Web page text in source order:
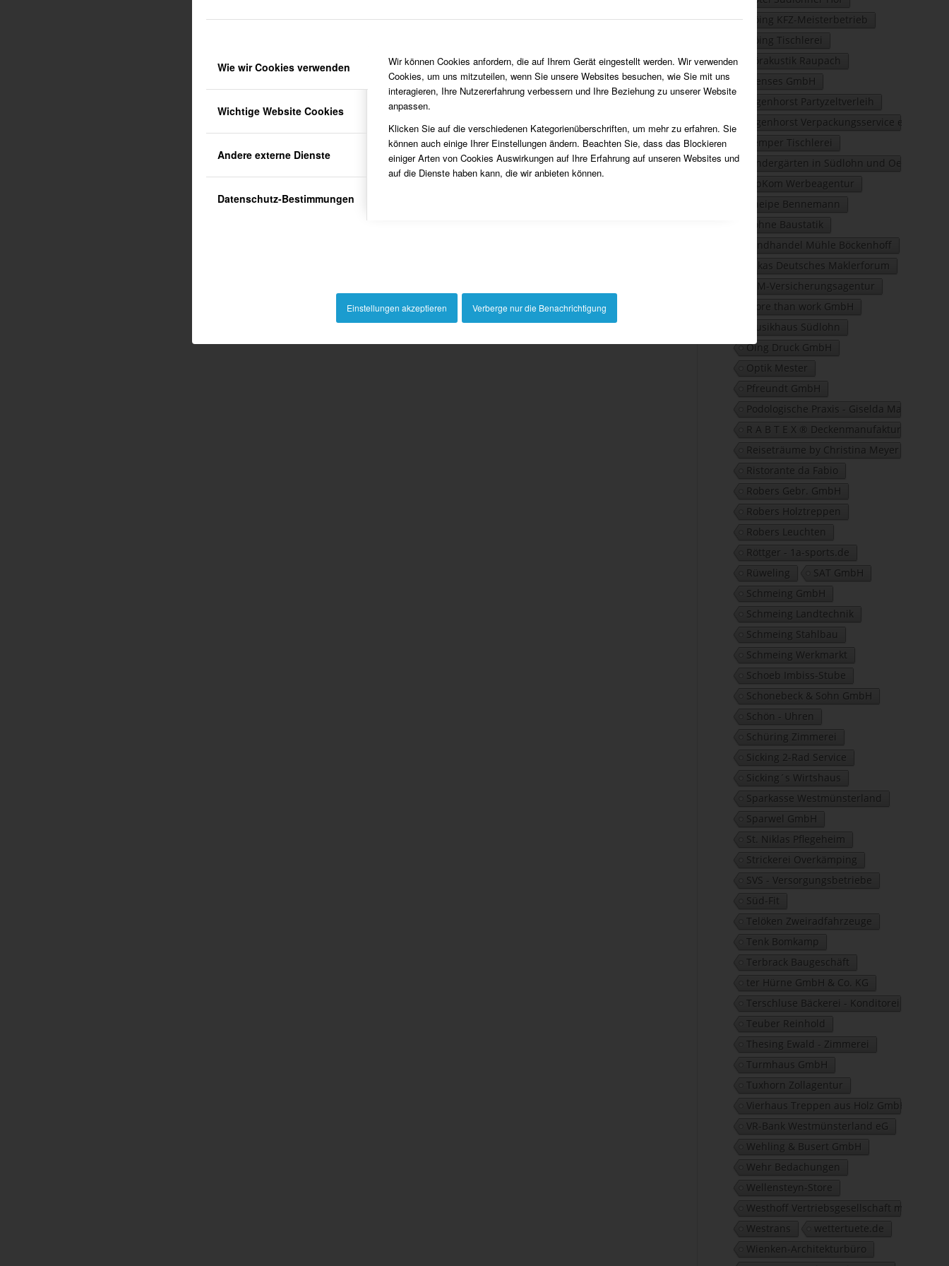
Wie wir Cookies verwenden
Wichtige Website Cookies
Andere externe Dienste
Datenschutz-Bestimmungen
Wir können Cookies anfordern, die auf Ihrem Gerät eingestellt werden. Wir verwenden
Cookies, um uns mitzuteilen, wenn Sie unsere Websites besuchen, wie Sie mit uns
interagieren, Ihre Nutzererfahrung verbessern und Ihre Beziehung zu unserer Website
anpassen.
Klicken Sie auf die verschiedenen Kategorienüberschriften, um mehr zu erfahren. Sie
können auch einige Ihrer Einstellungen ändern. Beachten Sie, dass das Blockieren
einiger Arten von Cookies Auswirkungen auf Ihre Erfahrung auf unseren Websites und
auf die Dienste haben kann, die wir anbieten können.
Einstellungen akzeptieren Verberge nur die Benachrichtigung
Höing KFZ-Meisterbetrieb
Höing Tischlerei
Hörakustik Raupach
Idenses GmbH
Ingenhorst Partyzeltverleih
Ingenhorst Verpackungsservice e.K.
Kemper Tischlerei
Kindergärten in Südlohn und Oeding
KipKom Werbeagentur
Kneipe Bennemann
Köhne Baustatik
Landhandel Mühle Böckenhoff
Lukas Deutsches Maklerforum
LVM-Versicherungsagentur
more than work GmbH
Musikhaus Südlohn
Oing Druck GmbH
Optik Mester
Pfreundt GmbH
Podologische Praxis - Giselda Marano
R A B T E X ® Deckenmanufaktur GbR
Reiseträume by Christina Meyer
Ristorante da Fabio
Robers Gebr. GmbH
Robers Holztreppen
Robers Leuchten
Röttger - 1a-sports.de
Rüweling
SAT GmbH
Schmeing GmbH
Schmeing Landtechnik
Schmeing Stahlbau
Schmeing Werkmarkt
Schoeb Imbiss-Stube
Schonebeck & Sohn GmbH
Schön - Uhren
Schüring Zimmerei
Sicking 2-Rad Service
Sicking´s Wirtshaus
Sparkasse Westmünsterland
Sparwel GmbH
St. Niklas Pflegeheim
Strickerei Overkämping
SVS - Versorgungsbetriebe
Süd-Fit
Telöken Zweiradfahrzeuge
Tenk Bomkamp
Terbrack Baugeschäft
ter Hürne GmbH & Co. KG
Terschluse Bäckerei - Konditorei
Teuber Reinhold
Thesing Ewald - Zimmerei
Turmhaus GmbH
Tuxhorn Zollagentur
Vierhaus Treppen aus Holz GmbH
VR-Bank Westmünsterland eG
Wehling & Busert GmbH
Wehr Bedachungen
Wellensteyn-Store
Westhoff Vertriebsgesellschaft mbH
Westrans
wettertuete.de
Wienken-Architekturbüro